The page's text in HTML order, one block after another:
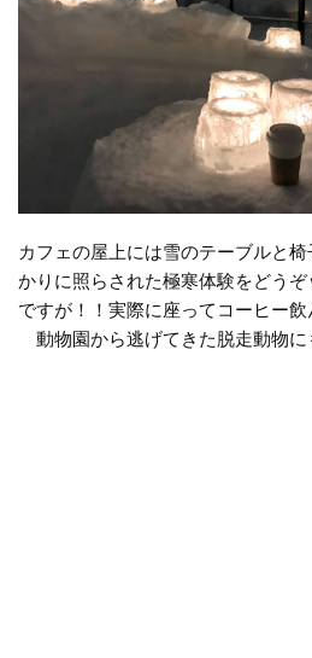
カフェの屋上には雪のテーブルと
かりに照らされた極寒体験をどう
ですが！！実際に座ってコーヒー
動物園から逃げてきた脱走動物に